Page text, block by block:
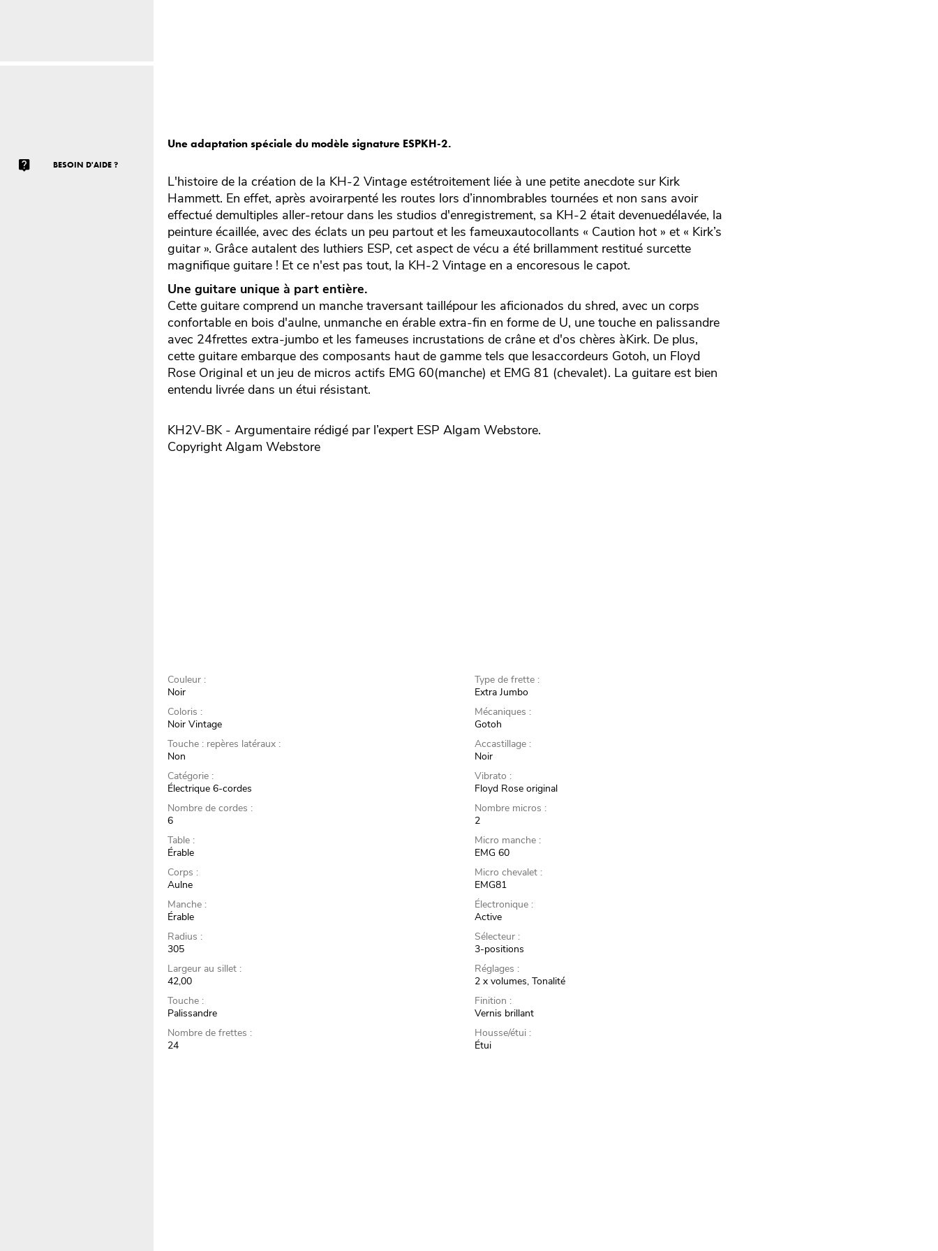
BESOIN D'AIDE ?
Une adaptation spéciale du modèle signature ESPKH-2.
L'histoire de la création de la KH-2 Vintage estétroitement liée à une petite anecdote sur Kirk
Hammett. En effet, après avoirarpenté les routes lors d’innombrables tournées et non sans avoir
effectué demultiples aller-retour dans les studios d'enregistrement, sa KH-2 était devenuedélavée, la
peinture écaillée, avec des éclats un peu partout et les fameuxautocollants « Caution hot » et « Kirk’s
guitar ». Grâce autalent des luthiers ESP, cet aspect de vécu a été brillamment restitué surcette
magnifique guitare ! Et ce n'est pas tout, la KH-2 Vintage en a encoresous le capot.
Une guitare unique à part entière.
Cette guitare comprend un manche traversant taillépour les aficionados du shred, avec un corps
confortable en bois d'aulne, unmanche en érable extra-fin en forme de U, une touche en palissandre
avec 24frettes extra-jumbo et les fameuses incrustations de crâne et d'os chères àKirk. De plus,
cette guitare embarque des composants haut de gamme tels que lesaccordeurs Gotoh, un Floyd
Rose Original et un jeu de micros actifs EMG 60(manche) et EMG 81 (chevalet). La guitare est bien
entendu livrée dans un étui résistant.
KH2V-BK - Argumentaire rédigé par l’expert ESP Algam Webstore.
Copyright Algam Webstore
Couleur :
Noir
Coloris :
Noir Vintage
Touche : repères latéraux :
Non
Catégorie :
Électrique 6-cordes
Nombre de cordes :
6
Table :
Érable
Corps :
Aulne
Manche :
Érable
Radius :
305
Largeur au sillet :
42,00
Touche :
Palissandre
Nombre de frettes :
24
Type de frette :
Extra Jumbo
Mécaniques :
Gotoh
Accastillage :
Noir
Vibrato :
Floyd Rose original
Nombre micros :
2
Micro manche :
EMG 60
Micro chevalet :
EMG81
Électronique :
Active
Sélecteur :
3-positions
Réglages :
2 x volumes, Tonalité
Finition :
Vernis brillant
Housse/étui :
Étui